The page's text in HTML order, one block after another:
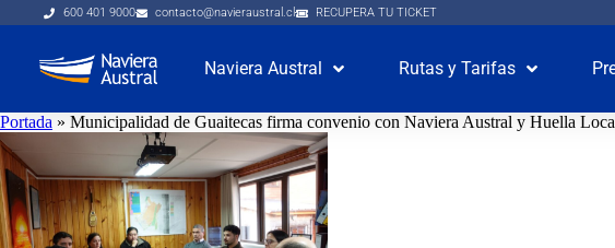
600 401 9000 contacto@navieraustral.cl RECUPERA TU TICKET
Naviera Austral Rutas y Tarifas
Portada » Municipalidad de Guaitecas firma convenio con Naviera Austral y Huella